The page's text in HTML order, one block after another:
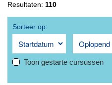
Resultaten: 110
Sorteer op:
Toon gestarte cursussen